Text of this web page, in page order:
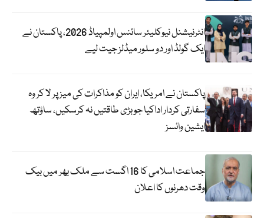
انٹرنیشنل نیوکلیئر سائنس اولمپیاڈ 2026، پاکستان نے
ایک گولڈ اور دو سلور میڈلز جیت لیے
پاکستان نے امریکا، ایران کو مذاکرات کی میز پر لا کر وہ
سفارتی کردار اداکیا جو بڑی طاقتیں نہ کرسکیں، ساؤتھ
ایشین وائسز
جماعت اسلامی کا 16 اگست سے ملک بھر میں بیک
وقت دھرنوں کا اعلان